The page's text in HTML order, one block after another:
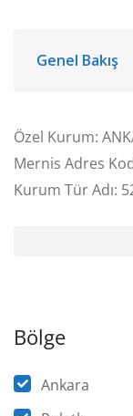
Genel Bakış
Özel Kurum:
Mernis Adres
Kurum Tür Adı:
Bölge
Ankara